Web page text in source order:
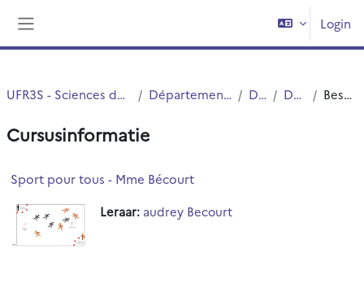
Login
UFR3S - Sciences de Santé et du Sport Département UFR3S - SSEP DEUST DEUST 2 Beschrijving
Cursusinformatie
Sport pour tous - Mme Bécourt
Leraar: audrey Becourt